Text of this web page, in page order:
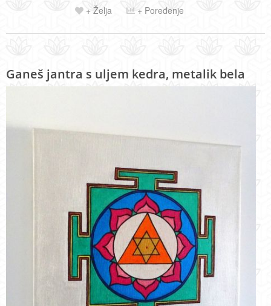
+ Želja + Poređenje
Ganeš jantra s uljem kedra, metalik bela